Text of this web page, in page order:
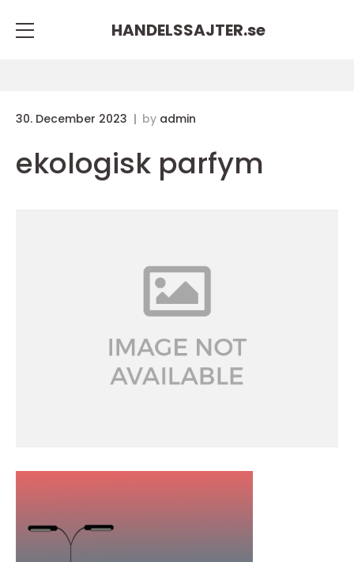
HANDELSSAJTER.se
30. December 2023 by admin
ekologisk parfym